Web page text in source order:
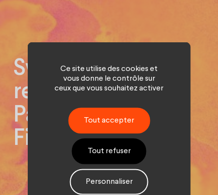
Sweet Punk
remporte ITIC
Paris et Alba
Films.
Ce site utilise des cookies et
vous donne le contrôle sur
ceux que vous souhaitez activer
Tout accepter
Tout refuser
Personnaliser